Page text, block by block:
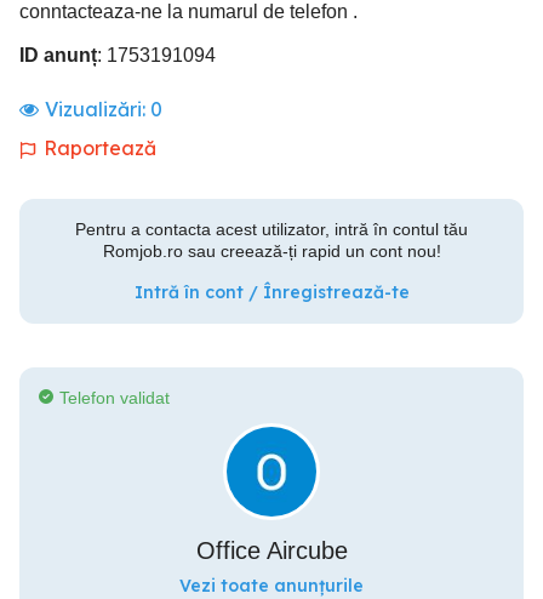
conntacteaza-ne la numarul de telefon .
ID anunț: 1753191094
Vizualizări: 0
Raportează
Pentru a contacta acest utilizator, intră în contul tău
Romjob.ro sau creează-ți rapid un cont nou!
Intră în cont / Înregistrează-te
Telefon validat
Office Aircube
Vezi toate anunțurile